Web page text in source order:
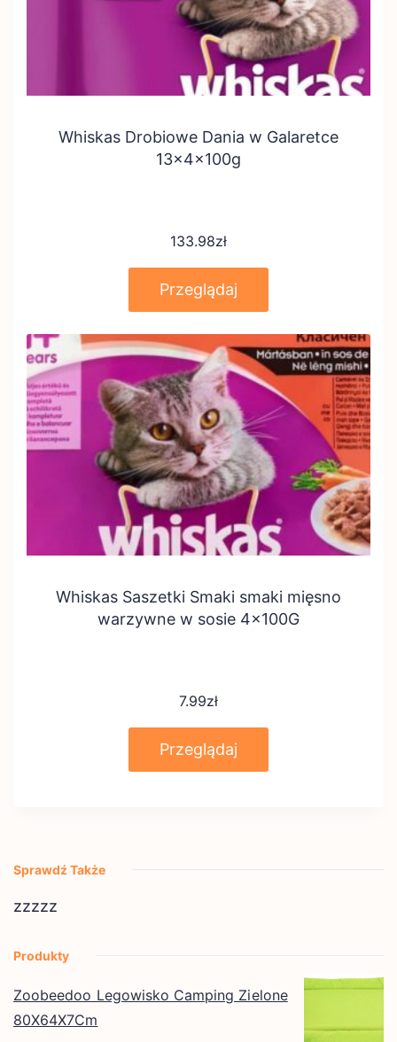
Whiskas Drobiowe Dania w Galaretce
13x4x100g
133.98zł
Przeglądaj
Whiskas Saszetki Smaki smaki mięsno
warzywne w sosie 4x100G
7.99zł
Przeglądaj
Sprawdź Także
zzzzz
Produkty
Zoobeedoo Legowisko Camping Zielone
80X64X7Cm